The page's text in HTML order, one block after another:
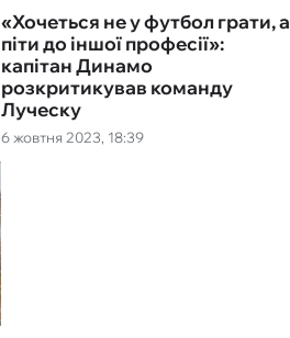
6 жовтня 2023, 18:39
«Хочеться не у футбол грати, а
піти до іншої професії»:
капітан Динамо
розкритикував команду
Луческу